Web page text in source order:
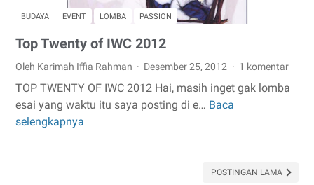
BUDAYA EVENT LOMBA PASSION
Top Twenty of IWC 2012
Oleh Karimah Iffia Rahman Desember 25, 2012 1 komentar
TOP TWENTY OF IWC 2012 Hai, masih inget gak lomba
esai yang waktu itu saya posting di e… Baca
selengkapnya
Top
POSTINGAN LAMA